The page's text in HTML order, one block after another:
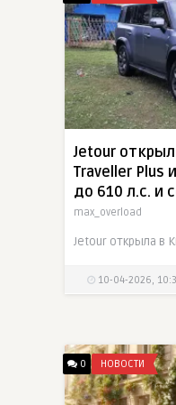
Jetour
Traveller Plus
до 610 л.с. и
max_overload
10-04-2026,
0 НОВОСТИ